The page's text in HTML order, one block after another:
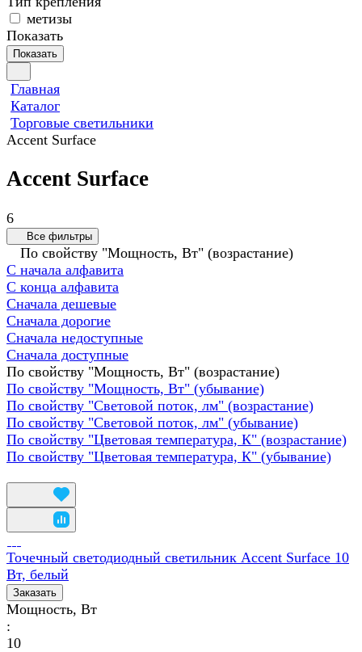
метизы
Показать
Показать
Главная
Каталог
Торговые светильники
Accent Surface
Accent Surface
6
Все фильтры
По свойству "Мощность, Вт" (возрастание)
С начала алфавита
С конца алфавита
Сначала дешевые
Сначала дорогие
Сначала недоступные
Сначала доступные
По свойству "Мощность, Вт" (возрастание)
По свойству "Мощность, Вт" (убывание)
По свойству "Световой поток, лм" (возрастание)
По свойству "Световой поток, лм" (убывание)
По свойству "Цветовая температура, К" (возрастание)
По свойству "Цветовая температура, К" (убывание)
Точечный светодиодный светильник Accent Surface 10
Вт, белый
Заказать
Мощность, Вт
:
10